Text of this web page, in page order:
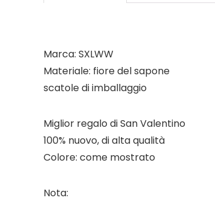
Marca: SXLWW
Materiale: fiore del sapone
scatole di imballaggio
Miglior regalo di San Valentino
100% nuovo, di alta qualità
Colore: come mostrato
Nota: